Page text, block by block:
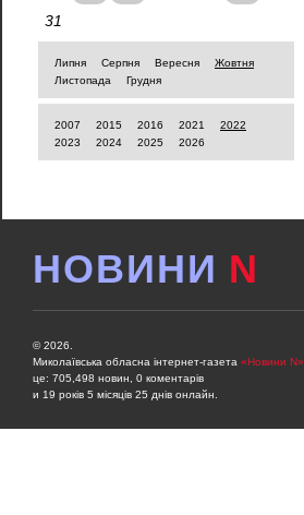
31
Липня Серпня Вересня
Жовтня
Листопада
Грудня
2007 2015 2016 2021
2022
2023
2024 2025 2026
НОВИНИ N
© 2026.
Миколаївська обласна інтернет-газета «Новини N»
це: 705,498 новин, 0 коментарів
и 19 років 5 місяців 25 днів онлайн.